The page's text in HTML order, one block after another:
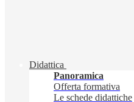
Didattica
Panoramica
Offerta formativa
Le schede didattiche